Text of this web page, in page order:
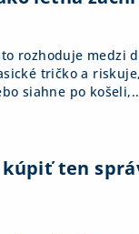
rozhoduje medzi
tričko a
siahne po
ten